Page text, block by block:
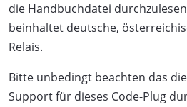
die Handbuchdatei
beinhaltet deutsche,
Relais.
Bitte unbedingt beachten das
Support für dieses Code-Plug